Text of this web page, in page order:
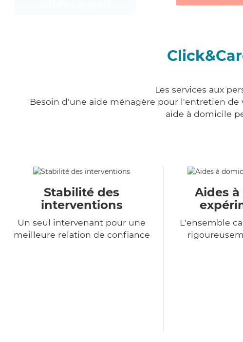
Les services aux
Besoin d'une aide ménagère pour l'entretien
aide à domicile
Stabilité des
interventions
Un seul intervenant pour une
meilleure relation de confiance
Aides
L'ensemble